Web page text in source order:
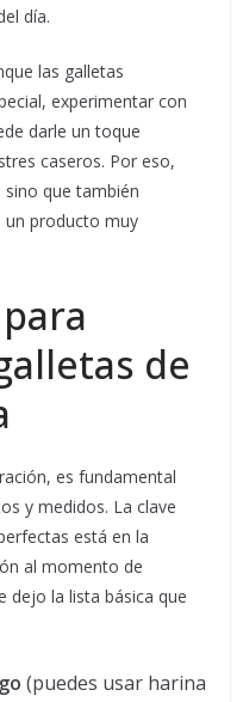
día.
las galletas
experimentar con
darle un toque
caseros. Por eso,
que también
un producto muy
de
es fundamental
y medidos. La clave
está en la
al momento de
dejo la lista básica que
(puedes usar harina